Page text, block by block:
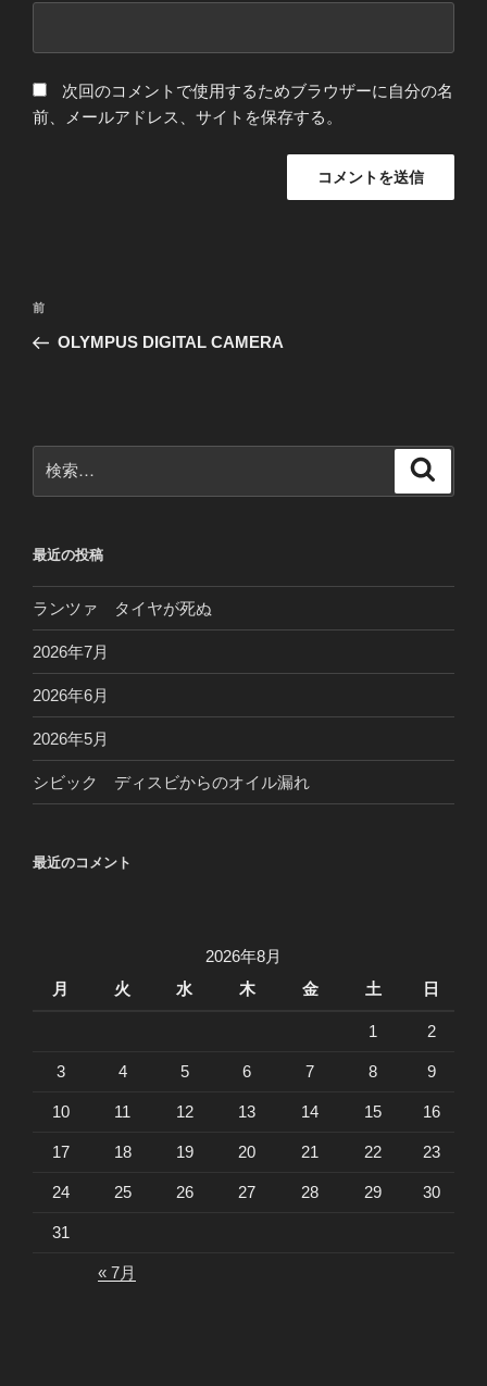
次回のコメントで使用するためブラウザーに自分の名
前、メールアドレス、サイトを保存する。
投
ナ
ー
シ
前
の
前
OLYMPUS DIGITAL CAMERA
索:
最近の投稿
ランツァ タイヤが死ぬ
2026年7月
2026年6月
2026年5月
シビック ディスビからのオイル漏れ
最近のコメント
2026年8月
月
火 水 木 金 土 日
1 2
3 4 5 6 7 8 9
10 11 12 13 14 15 16
17 18 19 20 21 22 23
24 25 26 27 28 29 30
31
« 7月